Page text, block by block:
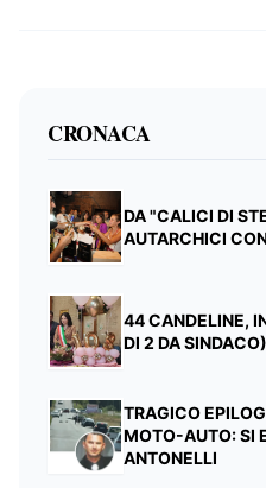
CRONACA
DA "CALICI DI
AUTARCHICI
44 CANDELINE,
DI 2 DA
TRAGICO
MOTO-AUTO: SI
ANTONELLI